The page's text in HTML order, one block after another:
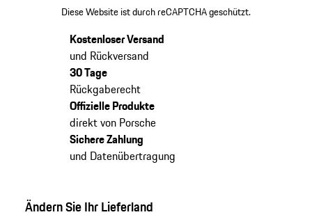
Diese Website ist durch reCAPTCHA geschützt.
Kostenloser Versand
und Rückversand
30 Tage
Rückgaberecht
Offizielle Produkte
direkt von Porsche
Sichere Zahlung
und Datenübertragung
Ändern Sie Ihr Lieferland